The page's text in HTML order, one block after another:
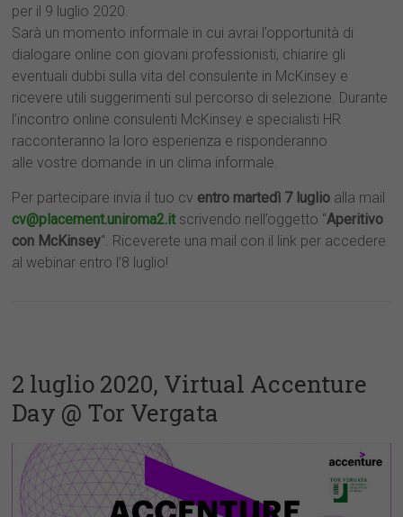
per il 9 luglio 2020.
Sarà un momento informale in cui avrai l’opportunità di
dialogare online con giovani professionisti, chiarire gli
eventuali dubbi sulla vita del consulente in McKinsey e
ricevere utili suggerimenti sul percorso di selezione. Durante
l’incontro online consulenti McKinsey e specialisti HR
racconteranno la loro esperienza e risponderanno
alle vostre domande in un clima informale.
Per partecipare invia il tuo cv entro martedì 7 luglio alla mail
cv@placement.uniroma2.itscrivendo nell’oggetto “Aperitivo
con McKinsey“. Riceverete una mail con il link per accedere
al webinar entro l’8 luglio!
2 luglio 2020, Virtual Accenture
Day @ Tor Vergata